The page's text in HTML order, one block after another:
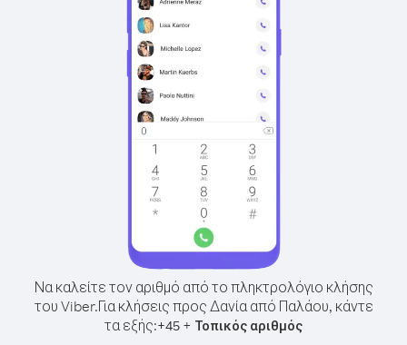
Να καλείτε τον αριθμό από το πληκτρολόγιο κλήσης
του Viber.Για κλήσεις προς Δανία από Παλάου, κάντε
τα εξής:+45 + Τοπικός αριθμός